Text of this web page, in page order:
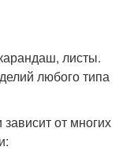
листы.
любого типа
от многих